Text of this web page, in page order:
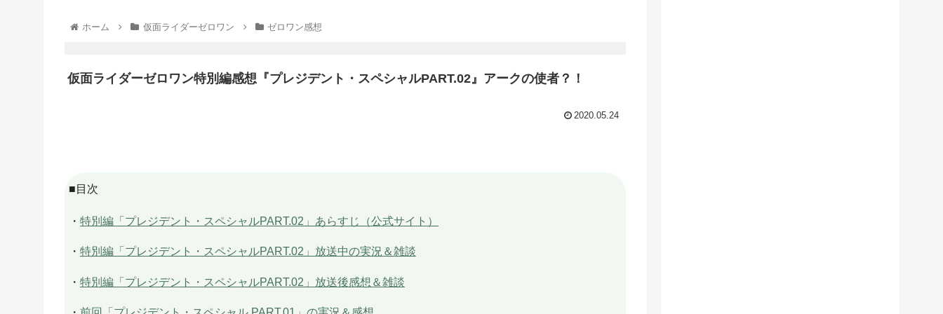
ホーム 仮面ライダーゼロワン ゼロワン感想
仮面ライダーゼロワン特別編感想『プレジデント・スペシャルPART.02』アークの使者？！
2020.05.24
■目次
・ 特別編「プレジデント・スペシャルPART.02」あらすじ（公式サイト）
・ 特別編「プレジデント・スペシャルPART.02」放送中の実況＆雑談
・ 特別編「プレジデント・スペシャルPART.02」放送後感想＆雑談